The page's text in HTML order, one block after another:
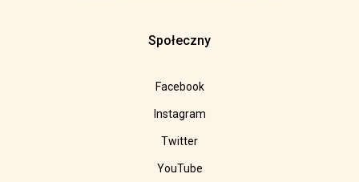
Społeczny
Facebook
Instagram
Twitter
YouTube